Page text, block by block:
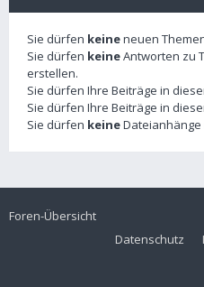
Sie dürfen keineneuen
Sie dürfen keineAntworten zu
erstellen.
Sie dürfen Ihre Beiträge in
Sie dürfen Ihre Beiträge in
Sie dürfen keineDateianhänge
Foren-Übersicht
Datenschutz